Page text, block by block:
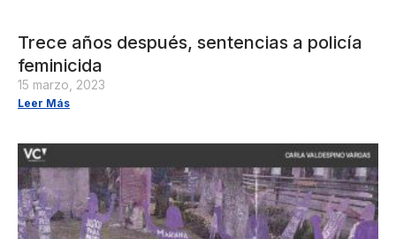
Trece años después, sentencias a policía
feminicida
15 marzo, 2023
Leer Más